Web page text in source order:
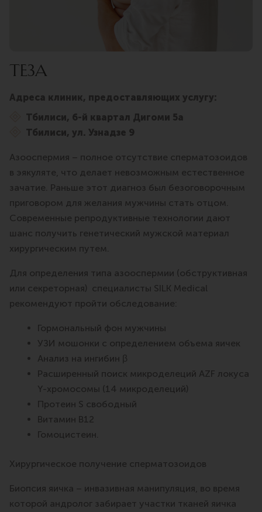
ТЕЗА
Адреса клиник, предоставляющих услугу:
Тбилиси, 6-й квартал Дигоми 5а
Тбилиси, ул. Узнадзе 9
Азооспермия – полное отсутствие сперматозоидов
в эякуляте, что делает невозможным естественное
зачатие. Раньше этот диагноз был безоговорочным
приговором для желания мужчины стать отцом.
Современные репродуктивные технологии дают
шанс получить генетический мужской материал
хирургическим путем.
Для определения типа азооспермии (обструктивная
или секреторная) специалисты SILK Medical
рекомендуют пройти обследование:
Гормональный фон мужчины
УЗИ мошонки с определением объема яичек
Анализ на ингибин β
Расширенный поиск микроделеций AZF локуса
Y-хромосомы (14 микроделеций)
Протеин S свободный
Витамин В12
Гомоцистеин.
Хирургическое получение сперматозоидов
Биопсия яичка – инвазивная манипуляция, во время
которой андролог забирает участки тканей яичка